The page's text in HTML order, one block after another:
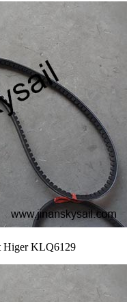
Higer KLQ6129